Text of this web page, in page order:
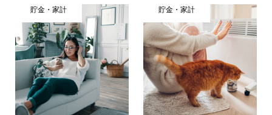
貯金・家計 貯金・家計